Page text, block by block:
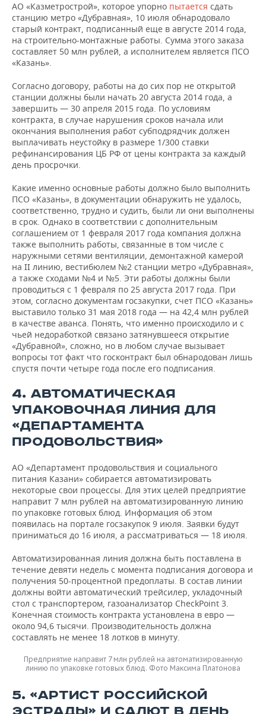
АО «Казметрострой», которое упорно пытается сдать
станцию метро «Дубравная», 10 июля обнародовало
старый контракт, подписанный еще в августе 2014 года,
на строительно-монтажные работы. Сумма этого заказа
составляет 50 млн рублей, а исполнителем является ПСО
«Казань».
Согласно договору, работы на до сих пор не открытой
станции должны были начать 20 августа 2014 года, а
завершить — 30 апреля 2015 года. По условиям
контракта, в случае нарушения сроков начала или
окончания выполнения работ субподрядчик должен
выплачивать неустойку в размере 1/300 ставки
рефинансирования ЦБ РФ от цены контракта за каждый
день просрочки.
Какие именно основные работы должно было выполнить
ПСО «Казань», в документации обнаружить не удалось,
соответственно, трудно и судить, были ли они выполнены
в срок. Однако в соответствии с дополнительным
соглашением от 1 февраля 2017 года компания должна
также выполнить работы, связанные в том числе с
наружными сетями вентиляции, демонтажной камерой
на II линию, вестибюлем №2 станции метро «Дубравная»,
а также сходами №4 и №5. Эти работы должны были
проводиться с 1 февраля по 25 августа 2017 года. При
этом, согласно документам госзакупки, счет ПСО «Казань»
выставило только 31 мая 2018 года — на 42,4 млн рублей
в качестве аванса. Понять, что именно происходило и с
чьей недоработкой связано затянувшееся открытие
«Дубравной», сложно, но в любом случае вызывает
вопросы тот факт что госконтракт был обнародован лишь
спустя почти четыре года после его подписания.
4. АВТОМАТИЧЕСКАЯ
УПАКОВОЧНАЯ ЛИНИЯ ДЛЯ
«ДЕПАРТАМЕНТА
ПРОДОВОЛЬСТВИЯ»
АО «Департамент продовольствия и социального
питания Казани» собирается автоматизировать
некоторые свои процессы. Для этих целей предприятие
направит 7 млн рублей на автоматизированную линию
по упаковке готовых блюд. Информация об этом
появилась на портале госзакупок 9 июля. Заявки будут
приниматься до 16 июля, а рассматриваться — 18 июля.
Автоматизированная линия должна быть поставлена в
течение девяти недель с момента подписания договора и
получения 50-процентной предоплаты. В состав линии
должны войти автоматический трейсилер, укладочный
стол с транспортером, газоанализатор CheckPoint 3.
Конечная стоимость контракта установлена в евро —
около 94,6 тысячи. Производительность должна
составлять не менее 18 лотков в минуту.
Предприятие направит 7 млн рублей на автоматизированную
линию по упаковке готовых блюд. Фото Максима Платонова
5. «АРТИСТ РОССИЙСКОЙ